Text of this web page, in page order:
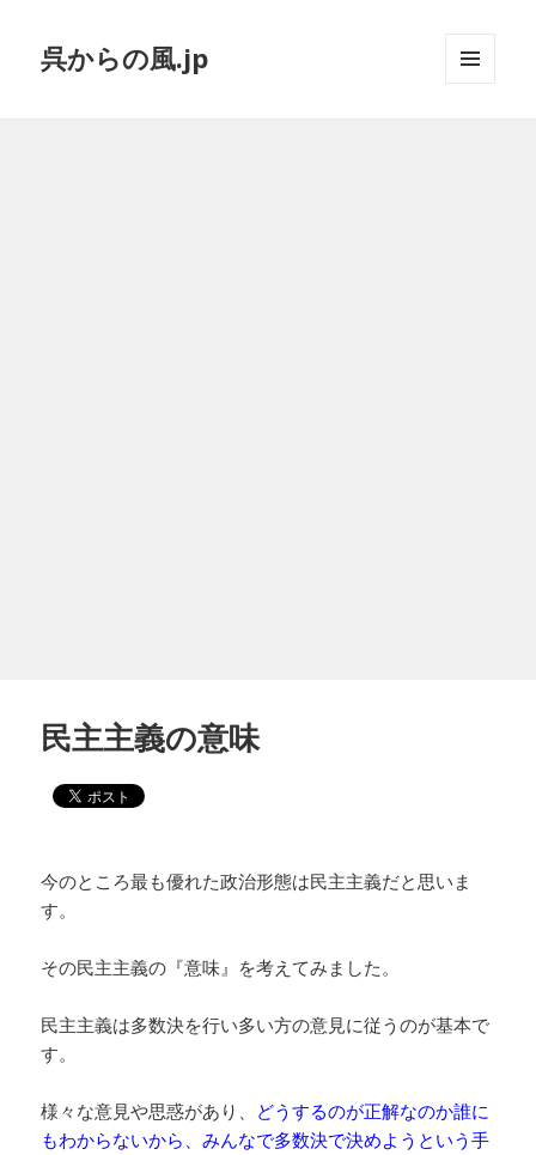
呉からの風.jp
民主主義の意味
今のところ最も優れた政治形態は民主主義だと思いま
す。
その民主主義の『意味』を考えてみました。
民主主義は多数決を行い多い方の意見に従うのが基本で
す。
様々な意見や思惑があり、 どうするのが正解なのか誰に
もわからないから、みんなで多数決で決めようという手